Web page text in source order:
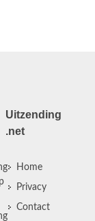
Uitzending
.net
Home
Privacy
Contact